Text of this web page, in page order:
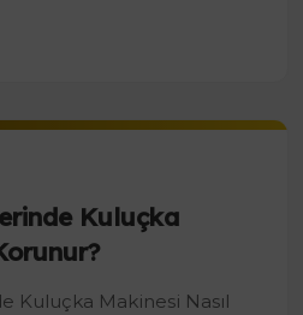
Kuluçka
Kuluçka Makinesi Nasıl